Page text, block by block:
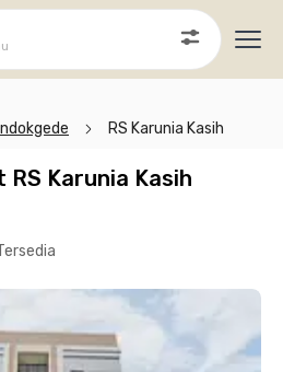
RS Karunia Kasih
Karunia Kasih